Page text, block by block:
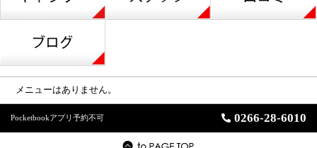
メニューはありません。
Pocketbookアプリ予約不可 0266-28-6010